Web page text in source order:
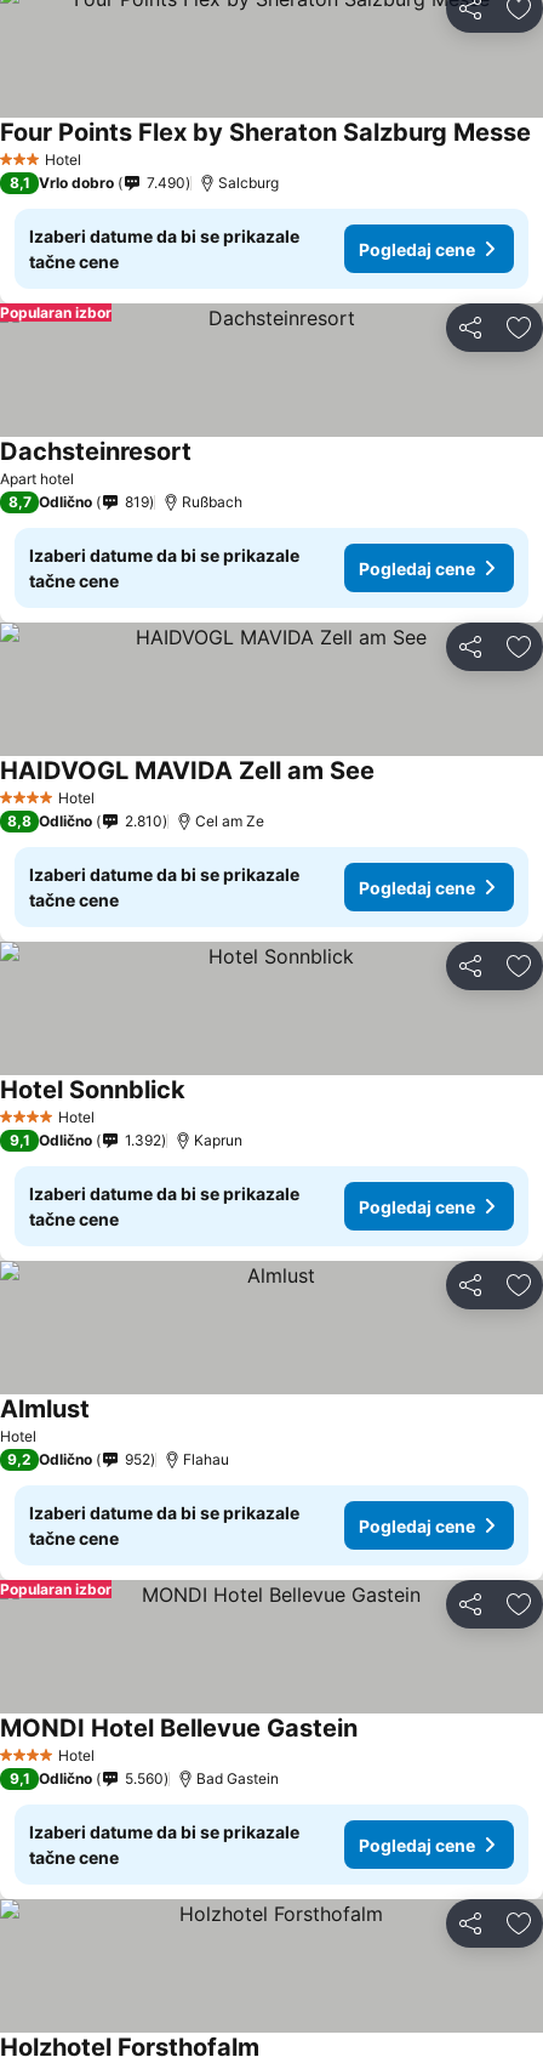
Deli
3 Zvezdice
Hotel
Four Points Flex by Sheraton Salzburg Messe
8,1 Vrlo dobro 7.490 Salcburg
Izaberi datume da bi se prikazale
tačne cene
Pogledaj cene
Deli
Popularan izbor
Apart hotel
Dachsteinresort
8,7 Odlično 819 Rußbach
Izaberi datume da bi se prikazale
tačne cene
Pogledaj cene
Deli
4 ZvezdiceHotel
HAIDVOGL MAVIDA Zell am See
8,8 Odlično 2.810 Cel am Ze
Izaberi datume da bi se prikazale
tačne cene
Pogledaj cene
Deli
4 ZvezdiceHotel
Hotel SonnblickPogledaj cene
9,1 Odlično 1.392 Kaprun
Izaberi datume da bi se prikazale
tačne cene
Pogledaj cene
Deli
Hotel
Almlust
9,2 Odlično 952 Flahau
Izaberi datume da bi se prikazale
tačne cene
Pogledaj cene
Deli
Popularan izbor
4 ZvezdiceHotel
MONDI Hotel Bellevue GasteinPogledaj cene
9,1 Odlično 5.560 Bad Gastein
Izaberi datume da bi se prikazale
tačne cene
Pogledaj cene
Deli
Holzhotel Forsthofalm